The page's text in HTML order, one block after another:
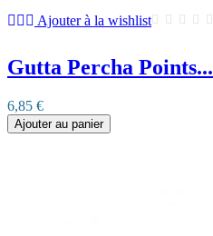
Ajouter à la wishlist
Gutta Percha Points...
6,85 €
Ajouter au panier